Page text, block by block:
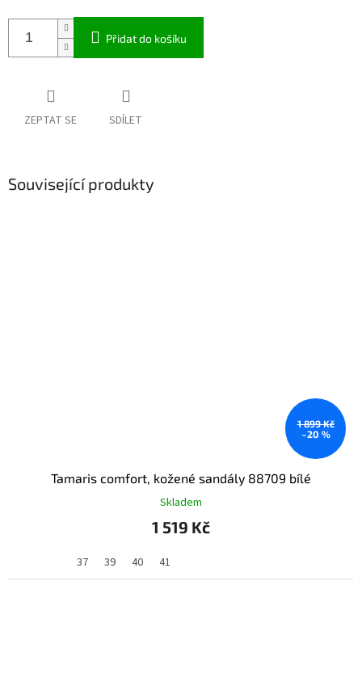
Přidat do košíku
ZEPTAT SE SDÍLET
Související produkty
1 899 Kč
–20 %
Tamaris comfort, kožené sandály 88709 bílé
Skladem
1 519 Kč
37 39 40 41